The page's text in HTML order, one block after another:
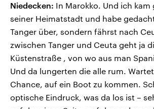
Niedecken: In Marokko. Und ich kam
seiner Heimatstadt und habe
Tanger über, sondern fährst nach
zwischen Tanger und Ceuta geht ja
Küstenstraße , von wo aus man
Und da lungerten die alle rum.
Chance, auf ein Boot zu kommen.
optische Eindruck, was da los ist –